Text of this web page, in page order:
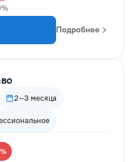
Подробнее
2–3 месяца